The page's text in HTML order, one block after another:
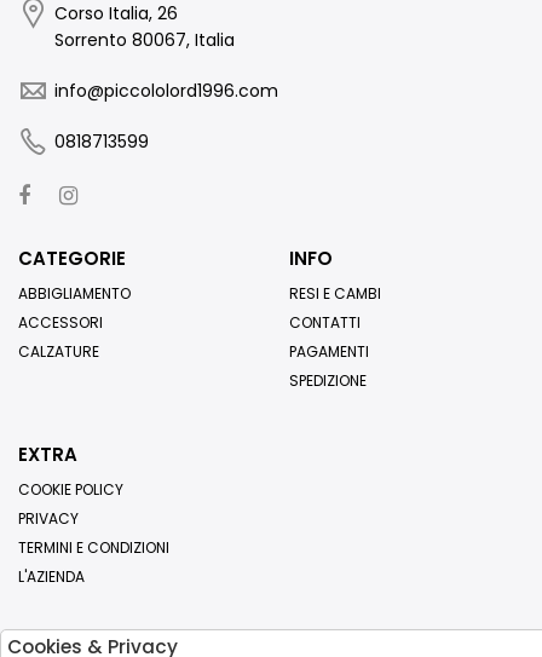
Corso Italia, 26
Sorrento 80067, Italia
info@piccololord1996.com
0818713599
CATEGORIE
ABBIGLIAMENTO
ACCESSORI
CALZATURE
INFO
RESI E CAMBI
CONTATTI
PAGAMENTI
SPEDIZIONE
EXTRA
COOKIE POLICY
PRIVACY
TERMINI E CONDIZIONI
L'AZIENDA
Cookies & Privacy